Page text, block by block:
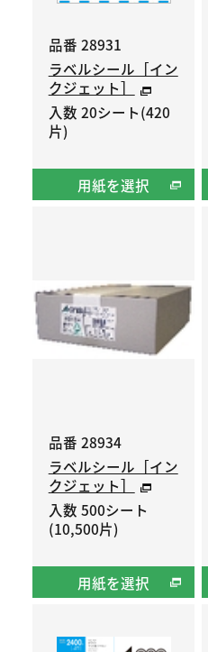
品番 28931
ラベルシール［イン
クジェット］
入数 20シート(420
片)
用紙を選択
品番 28934
ラベルシール［イン
クジェット］
入数 500シート
(10,500片)
用紙を選択